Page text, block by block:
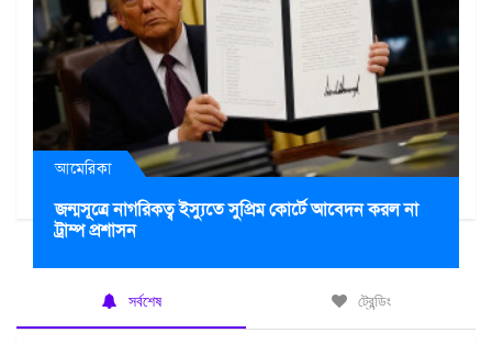
আমেরিকা
জন্মসূত্রে নাগরিকত্ব ইস্যুতে সুপ্রিম কোর্টে আবেদন করল না
ট্রাম্প প্রশাসন
সর্বশেষ ট্রেন্ডিং